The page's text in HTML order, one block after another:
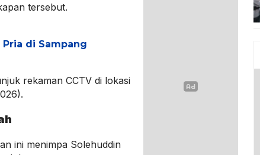
tersebut.
Pria di Sampang
rekaman CCTV di lokasi
ini menimpa Solehuddin